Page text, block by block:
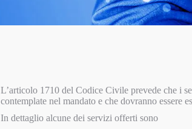
L’articolo 1710 del Codice Civile prevede che i
contemplate nel mandato e che dovranno essere
In dettaglio alcune dei servizi offerti sono